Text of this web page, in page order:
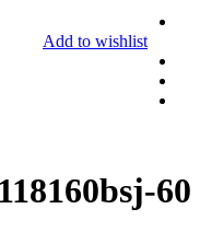
Add to wishlist
60